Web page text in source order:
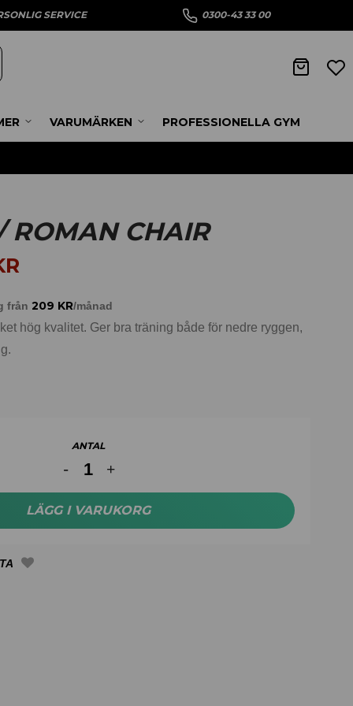
SERVICE 0300-43 33 00
VARUMÄRKEN PROFESSIONELLA GYM
ROMAN CHAIR
från 209 KR/månad
hög kvalitet. Ger bra träning både för nedre ryggen,
ANTAL
LÄGG I VARUKORG